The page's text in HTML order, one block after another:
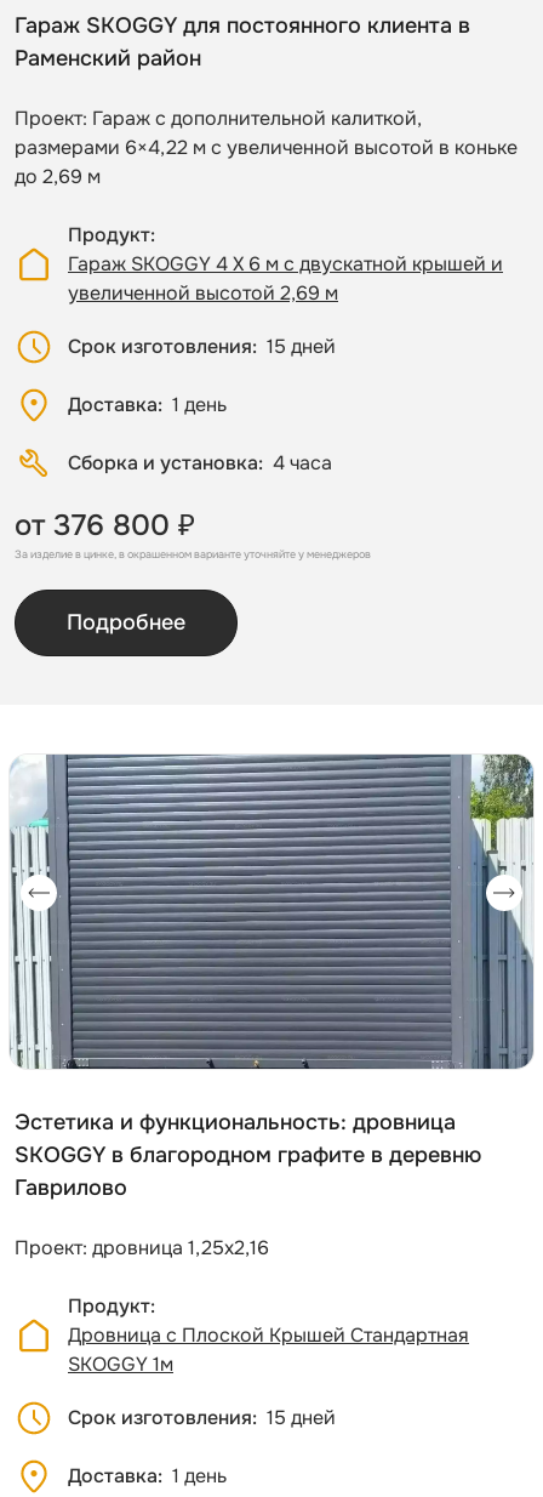
Гараж SKOGGY для постоянного клиента в
Раменский район
Проект: Гараж с дополнительной калиткой,
размерами 6×4,22 м с увеличенной высотой в коньке
до 2,69 м
Продукт
Гараж SKOGGY 4 Х 6 м с двускатной крышей и
увеличенной высотой 2,69 м
Срок изготовления 15 дней
Доставка 1 день
Сборка и установка 4 часа
от 376 800 ₽
За изделие в цинке, в окрашенном варианте уточняйте у менеджеров
Подробнее
Эстетика и функциональность: дровница
SKOGGY в благородном графите в деревню
Гаврилово
Проект: дровница 1,25х2,16
Продукт
Дровница с Плоской Крышей Стандартная
SKOGGY 1м
Срок изготовления 15 дней
Доставка 1 день